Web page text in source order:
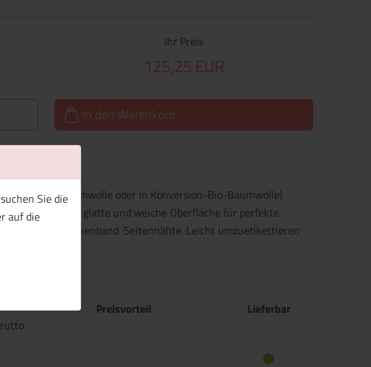
Sie die
auf die
Ihr Preis
125,25 EUR
In den Warenkorb
Bio-Baumwolle oder In Konversion-Bio-Baumwolle)
Viskose ·Sehr glatte und weiche Oberfläche für perfekte
·Nackenband ·Seitennähte ·Leicht umzuetikettieren
Preisvorteil Lieferbar